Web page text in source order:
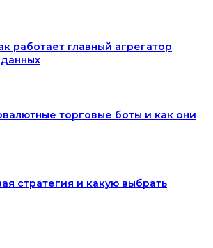
работает главный агрегатор
торговые боты и как они
стратегия и какую выбрать